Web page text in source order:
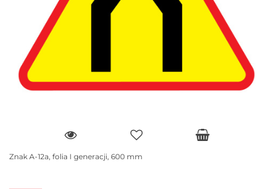
Znak A-12a, folia I generacji, 600 mm